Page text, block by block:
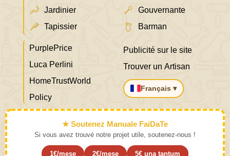
Jardinier
Tapissier
Gouvernante
Barman
PurplePrice
Luca Perlini
HomeTrustWorld
Policy
Publicité sur le site
Trouver un Artisan
Français ▾
★ Soutenez Manuale FaiDaTe
Si vous avez trouvé notre projet utile, soutenez-nous !
1€/mese 2€/mese 5€ una tantum